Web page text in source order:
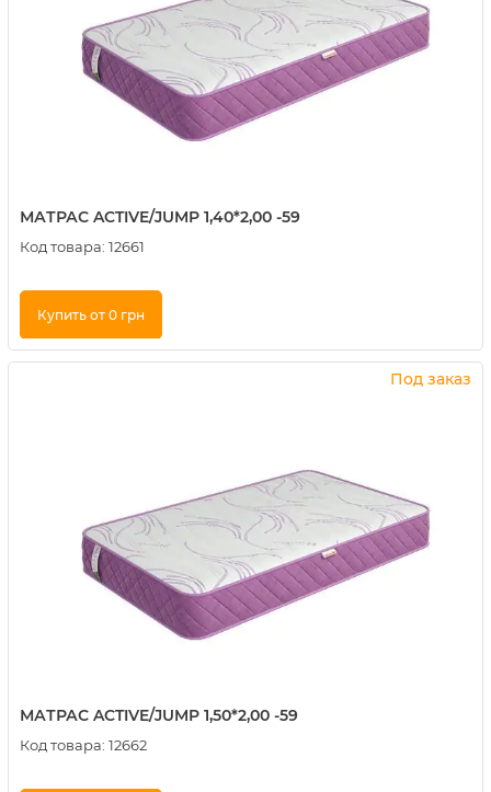
МАТРАС ACTIVE/JUMP 1,40*2,00 -59
Код товара: 12661
Купить от 0 грн
Купить в 1 клик
Под заказ
МАТРАС ACTIVE/JUMP 1,50*2,00 -59
Код товара: 12662